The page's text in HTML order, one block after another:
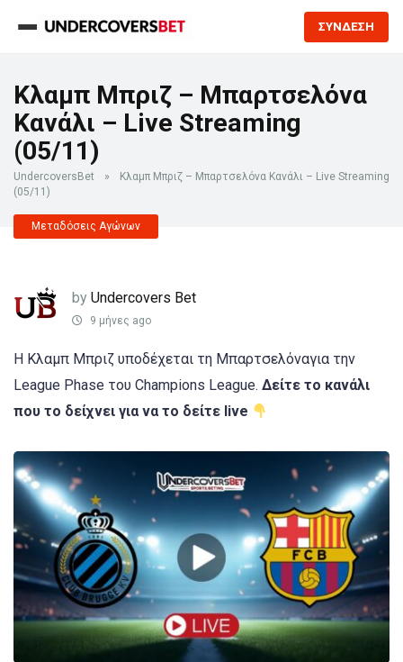
ΣΥΝΔΕΣΗ
Κλαμπ Μπριζ – Μπαρτσελόνα
Κανάλι – Live Streaming
(05/11)
UndercoversBet »
Κλαμπ Μπριζ – Μπαρτσελόνα Κανάλι – Live Streaming
(05/11)
Μεταδόσεις Αγώνων
by Undercovers Bet
9 μήνες ago
Η Κλαμπ Μπριζ υποδέχεται τη Μπαρτσελόναγια την
League Phase του Champions League. Δείτε το κανάλι
που το δείχνει για να το δείτε live